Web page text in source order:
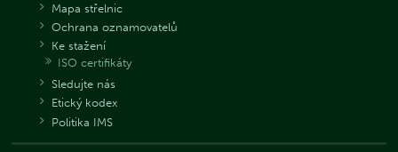
Mapa střelnic
Ochrana oznamovatelů
Ke stažení
ISO certifikáty
Sledujte nás
Etický kodex
Politika IMS